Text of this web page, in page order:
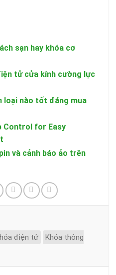
sạn hay khóa cơ
tử cửa kính cường lực
loại nào tốt đáng mua
Control for Easy
và cảnh báo ảo trên
điện tử
Khóa thông